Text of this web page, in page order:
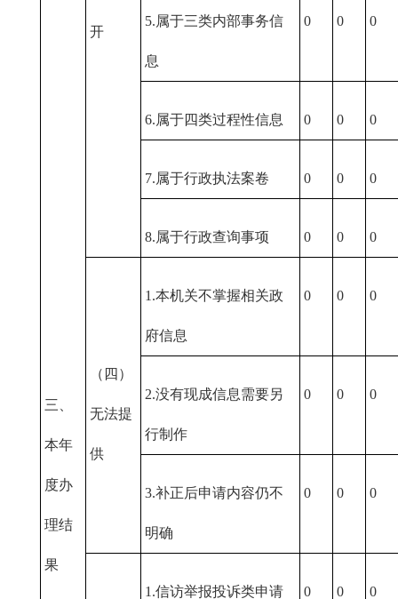
三、
本年
度办
理结
果
开
5.属于三类内部事务信
息
0 0 0
6.属于四类过程性信息 0 0 0
7.属于行政执法案卷 0 0 0
8.属于行政查询事项 0 0 0
（四）
无法提
供
1.本机关不掌握相关政
府信息
0 0 0
2.没有现成信息需要另
行制作
0 0 0
3.补正后申请内容仍不
明确
0 0 0
1.信访举报投诉类申请 0 0 0